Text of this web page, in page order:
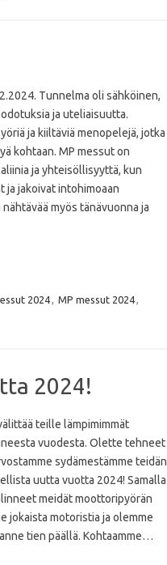
Tunnelma oli sähköinen,
ja uteliaisuutta.
ja kiiltäviä menopelejä, jotka
kohtaan. MP messut on
ja yhteisöllisyyttä, kun
ja jakoivat intohimoaan
myös tänävuonna ja
2024, MP messut 2024,
2024!
teille lämpimimmät
vuodesta. Olette tehneet
sydämestämme teidän
uutta vuotta 2024! Samalla
meidät moottoripyörän
jokaista motoristia ja olemme
tien päällä. Kohtaamme…